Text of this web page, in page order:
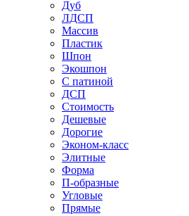
Дуб
ЛДСП
Массив
Пластик
Шпон
Экошпон
С патиной
ДСП
Стоимость
Дешевые
Дорогие
Эконом-класс
Элитные
Форма
П-образные
Угловые
Прямые